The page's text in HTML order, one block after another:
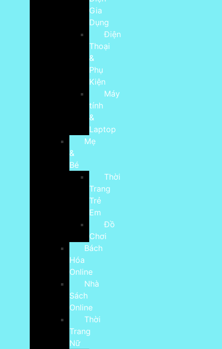
Gia
Dụng
Điện
Thoại
&
Phụ
Kiện
Máy
tính
&
Laptop
Mẹ
&
Bé
Thời
Trang
Trẻ
Em
Đồ
Chơi
Bách
Hóa
Online
Nhà
Sách
Online
Thời
Trang
Nữ